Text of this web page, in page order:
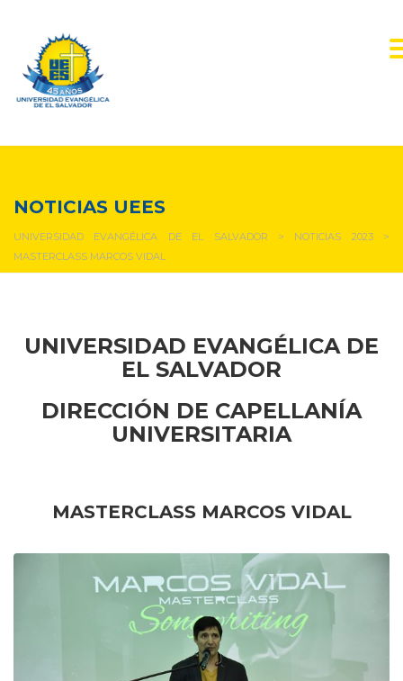
NOTICIAS UEES
UNIVERSIDAD EVANGÉLICA DE EL SALVADOR > NOTICIAS 2023>
MASTERCLASS MARCOS VIDAL
UNIVERSIDAD EVANGÉLICA DE
EL SALVADOR
DIRECCIÓN DE CAPELLANÍA
UNIVERSITARIA
MASTERCLASS MARCOS VIDAL